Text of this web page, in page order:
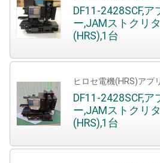
DF11-2428SCF,ア
ー,JAMストクリ
(HRS),1台
ヒロセ電機(HRS)アプ
DF11-2428SCF,ア
ー,JAMストクリ
(HRS),1台